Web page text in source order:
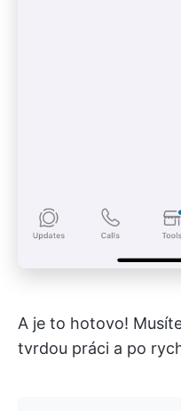
A je to hotovo!
tvrdou práci a po